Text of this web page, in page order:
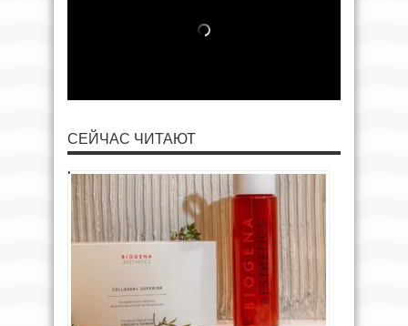
СЕЙЧАС ЧИТАЮТ